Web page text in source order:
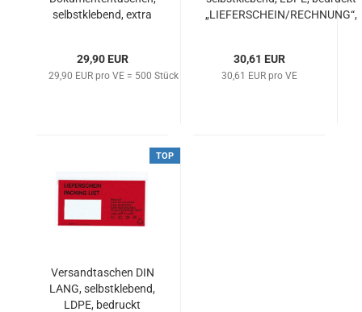
selbstklebend, extra
Rechnung / Packing
List — Invoice“
29,90 EUR
29,90 EUR pro VE = 500 Stück
„LIEFERSCHEIN/RECHNUNG“,
30,61 EUR
30,61 EUR pro VE
TOP
Versandtaschen DIN
LANG, selbstklebend,
LDPE, bedruckt